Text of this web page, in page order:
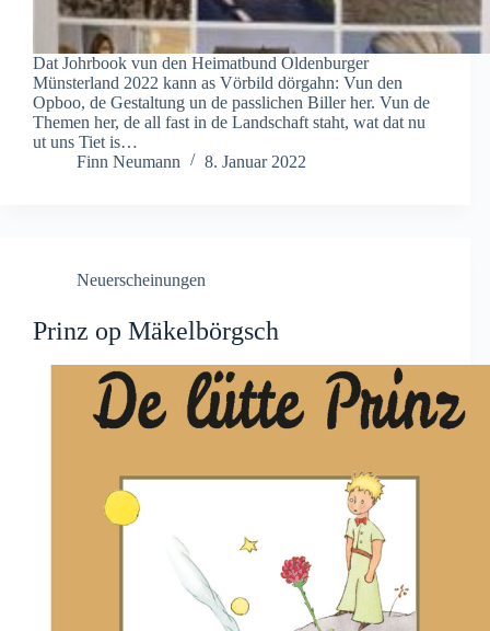
Dat Johrbook vun den Heimatbund Oldenburger
Münsterland 2022 kann as Vörbild dörgahn: Vun den
Opboo, de Gestaltung un de passlichen Biller her. Vun de
Themen her, de all fast in de Landschaft staht, wat dat nu
ut uns Tiet is…
Finn Neumann
8. Januar 2022
Neuerscheinungen
Prinz op Mäkelbörgsch